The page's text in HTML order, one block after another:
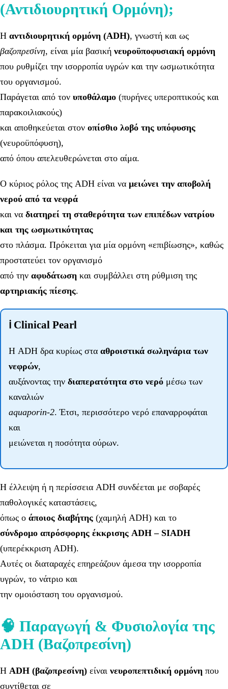
(Αντιδιουρητική Ορμόνη);
Η αντιδιουρητική ορμόνη (ADH), γνωστή και ως
βαζοπρεσίνη, είναι μία βασική νευροϋποφυσιακή ορμόνη
που ρυθμίζει την ισορροπία υγρών και την ωσμωτικότητα
του οργανισμού.
Παράγεται από τον υποθάλαμο (πυρήνες υπεροπτικούς και
παρακοιλιακούς)
και αποθηκεύεται στον οπίσθιο λοβό της υπόφυσης
(νευροϋπόφυση),
από όπου απελευθερώνεται στο αίμα.
Ο κύριος ρόλος της ADH είναι να μειώνει την αποβολή
νερού από τα νεφρά
και να διατηρεί τη σταθερότητα των επιπέδων νατρίου
και της ωσμωτικότητας
στο πλάσμα. Πρόκειται για μία ορμόνη «επιβίωσης», καθώς
προστατεύει τον οργανισμό
από την αφυδάτωση και συμβάλλει στη ρύθμιση της
αρτηριακής πίεσης.
ℹ️ Clinical Pearl
Η ADH δρα κυρίως στα αθροιστικά σωληνάρια των
νεφρών,
αυξάνοντας την διαπερατότητα στο νερό μέσω των
καναλιών
aquaporin-2. Έτσι, περισσότερο νερό επαναρροφάται
και
μειώνεται η ποσότητα ούρων.
Η έλλειψη ή η περίσσεια ADH συνδέεται με σοβαρές
παθολογικές καταστάσεις,
όπως ο άποιος διαβήτης (χαμηλή ADH) και το
σύνδρομο απρόσφορης έκκρισης ADH – SIADH
(υπερέκκριση ADH).
Αυτές οι διαταραχές επηρεάζουν άμεσα την ισορροπία
υγρών, το νάτριο και
την ομοιόσταση του οργανισμού.
🧠 Παραγωγή & Φυσιολογία της
ADH (Βαζοπρεσίνη)
Η ADH (βαζοπρεσίνη) είναι νευροπεπτιδική ορμόνη που
συντίθεται σε